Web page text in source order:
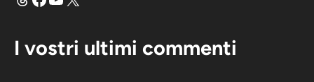
I vostri ultimi commenti